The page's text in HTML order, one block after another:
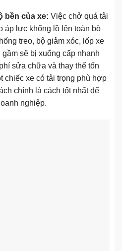
bền của xe: Việc chở quá tải
áp lực khổng lồ lên toàn bộ
treo, bộ giảm xóc, lốp xe
sẽ bị xuống cấp nhanh
sửa chữa và thay thế tốn
chiếc xe có tải trọng phù hợp
chính là cách tốt nhất để
nghiệp.